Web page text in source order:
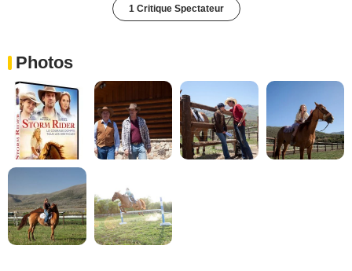
1 Critique Spectateur
Photos